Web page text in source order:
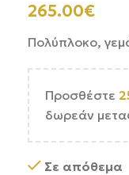
265.00€
Πολύπλοκο,
Προσθέστε
δωρεάν
Σε απόθεμα